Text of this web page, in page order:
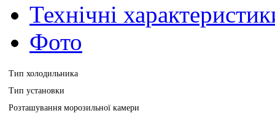
Технічні
Фото
Тип холодильника
Тип установки
Розташування морозильної камери